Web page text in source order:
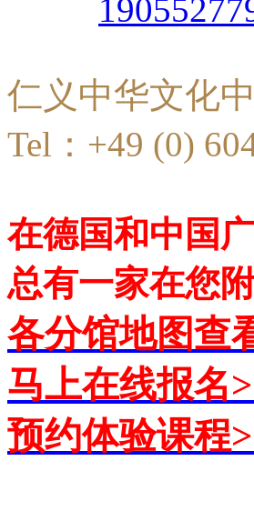
仁义中华文化
Tel：+49 (0)
在德国和中国
总有一家在您
各分馆地图查
马上在线报名
预约体验课程